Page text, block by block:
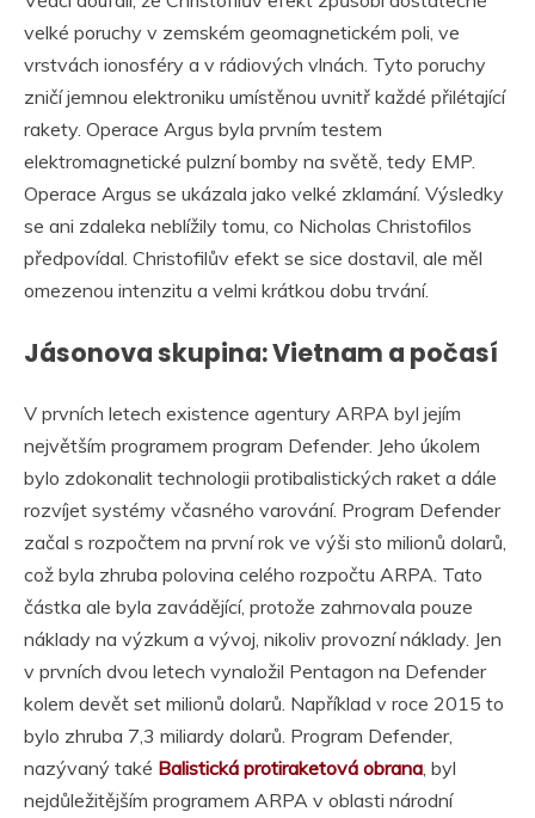
velké poruchy v zemském geomagnetickém poli, ve
vrstvách ionosféry a v rádiových vlnách. Tyto poruchy
zničí jemnou elektroniku umístěnou uvnitř každé přilétající
rakety. Operace Argus byla prvním testem
elektromagnetické pulzní bomby na světě, tedy EMP.
Operace Argus se ukázala jako velké zklamání. Výsledky
se ani zdaleka neblížily tomu, co Nicholas Christofilos
předpovídal. Christofilův efekt se sice dostavil, ale měl
omezenou intenzitu a velmi krátkou dobu trvání.
Jásonova skupina: Vietnam a počasí
V prvních letech existence agentury ARPA byl jejím
největším programem program Defender. Jeho úkolem
bylo zdokonalit technologii protibalistických raket a dále
rozvíjet systémy včasného varování. Program Defender
začal s rozpočtem na první rok ve výši sto milionů dolarů,
což byla zhruba polovina celého rozpočtu ARPA. Tato
částka ale byla zavádějící, protože zahrnovala pouze
náklady na výzkum a vývoj, nikoliv provozní náklady. Jen
v prvních dvou letech vynaložil Pentagon na Defender
kolem devět set milionů dolarů. Například v roce 2015 to
bylo zhruba 7,3 miliardy dolarů. Program Defender,
nazývaný také Balistická protiraketová obrana, byl
nejdůležitějším programem ARPA v oblasti národní